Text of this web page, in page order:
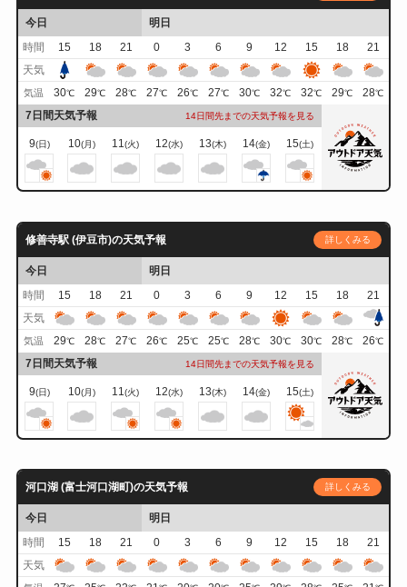
今日
明日
時間
15 18 21 0 3 6 9 12 15 18
21
天気
気温 30℃ 29℃ 28℃ 27℃ 26℃ 27℃ 30℃ 32℃ 32℃ 29℃ 28℃
7日間天気予報 14日間先までの天気予報を見る
9(日) 10(月) 11(火) 12(水) 13(木) 14(金) 15(土)
修善寺駅 (伊豆市)の天気予報 詳しくみる
今日
明日
時間
15 18 21 0 3 6 9 12 15 18
21
天気
気温 29℃ 28℃ 27℃ 26℃ 25℃ 25℃ 28℃ 30℃ 30℃ 28℃ 26℃
7日間天気予報 14日間先までの天気予報を見る
9(日) 10(月) 11 (火) 12(水) 13(木) 14(金) 15(土)
河口湖 (富士河口湖町)の天気予報 詳しくみる
今日
明日
時間
15 18 21 0 3 6 9 12 15 18
21
天気